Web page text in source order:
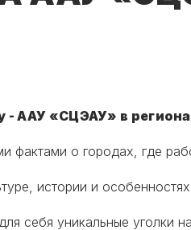
- ААУ «СЦЭАУ» в
фактами о городах, где
истории и
себя уникальные уголки